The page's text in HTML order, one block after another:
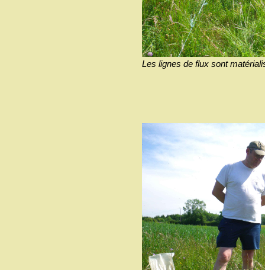
Les lignes de flux sont